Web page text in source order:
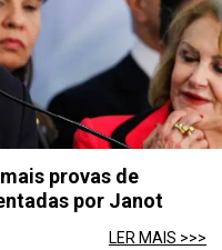
provas de
por Janot
LER MAIS >>>